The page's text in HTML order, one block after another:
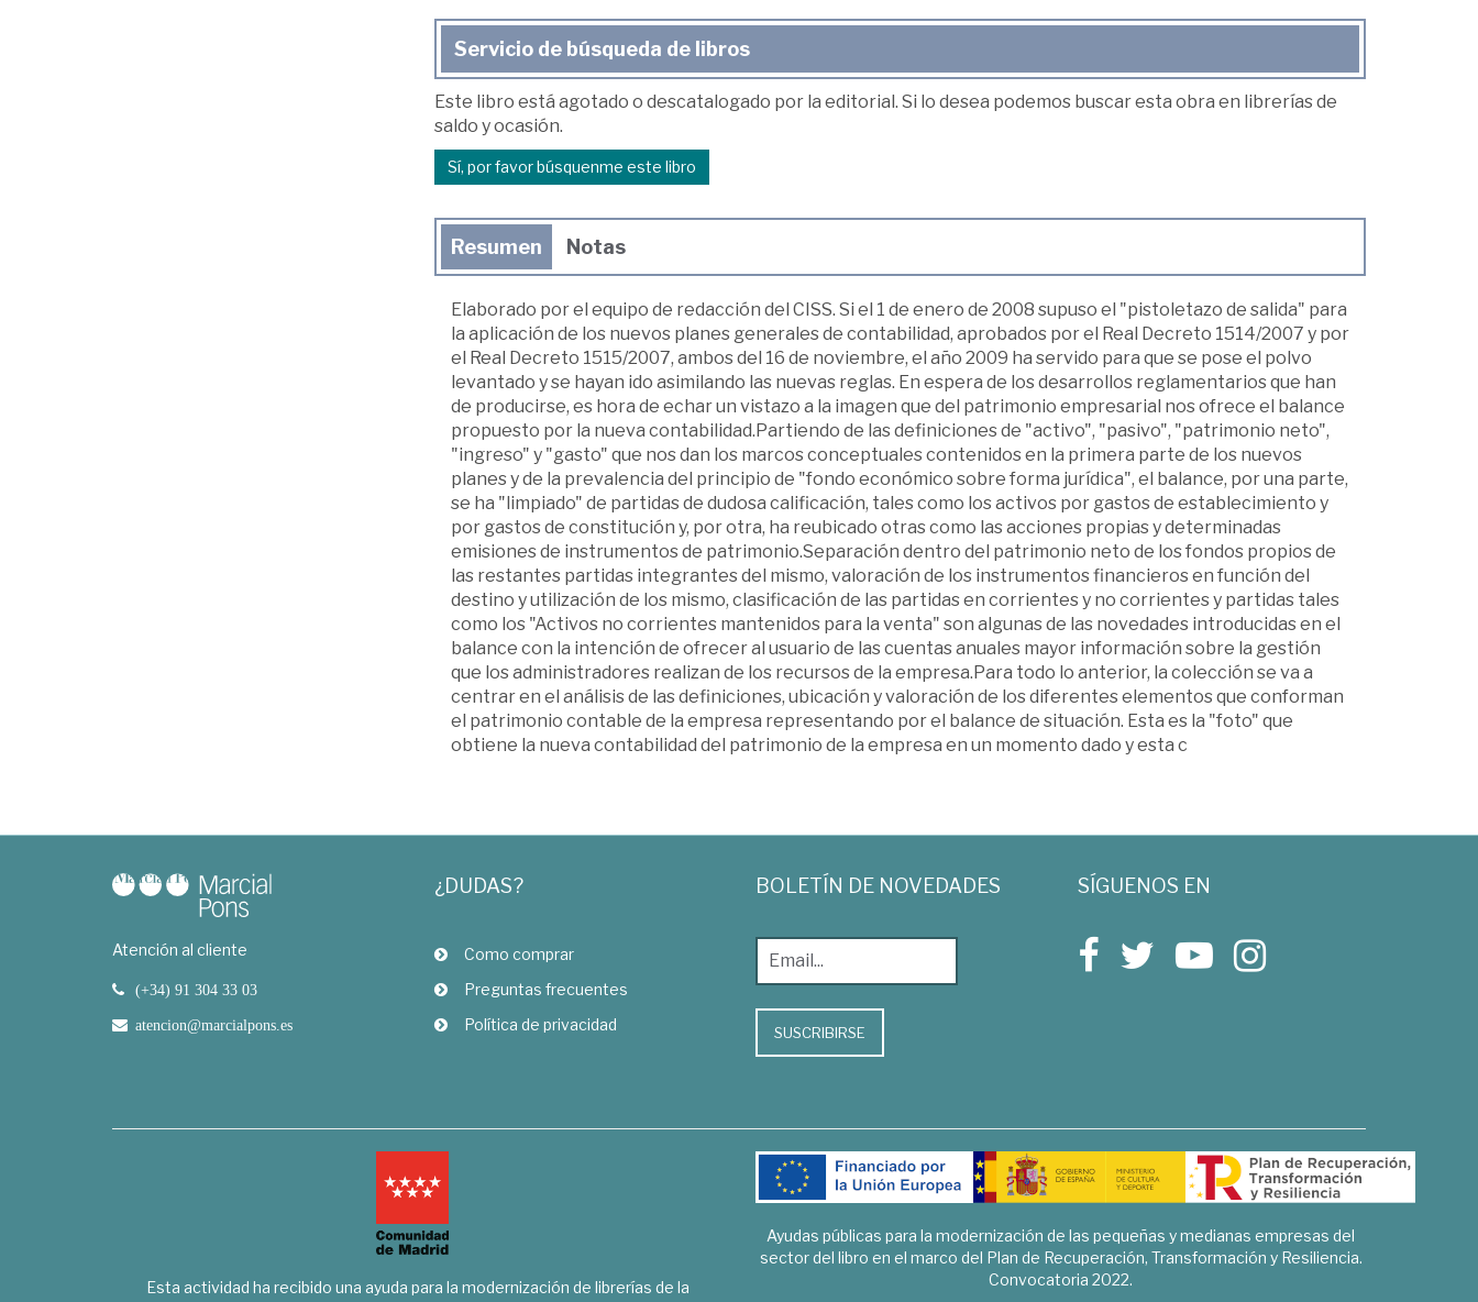
Servicio de búsqueda de libros
Este libro está agotado o descatalogado por la editorial. Si lo desea podemos buscar esta obra en librerías de
saldo y ocasión.
Sí, por favor búsquenme este libro
Resumen Notas
Elaborado por el equipo de redacción del CISS. Si el 1 de enero de 2008 supuso el "pistoletazo de salida" para
la aplicación de los nuevos planes generales de contabilidad, aprobados por el Real Decreto 1514/2007 y por
el Real Decreto 1515/2007, ambos del 16 de noviembre, el año 2009 ha servido para que se pose el polvo
levantado y se hayan ido asimilando las nuevas reglas. En espera de los desarrollos reglamentarios que han
de producirse, es hora de echar un vistazo a la imagen que del patrimonio empresarial nos ofrece el balance
propuesto por la nueva contabilidad.Partiendo de las definiciones de "activo", "pasivo", "patrimonio neto",
"ingreso" y "gasto" que nos dan los marcos conceptuales contenidos en la primera parte de los nuevos
planes y de la prevalencia del principio de "fondo económico sobre forma jurídica", el balance, por una parte,
se ha "limpiado" de partidas de dudosa calificación, tales como los activos por gastos de establecimiento y
por gastos de constitución y, por otra, ha reubicado otras como las acciones propias y determinadas
emisiones de instrumentos de patrimonio.Separación dentro del patrimonio neto de los fondos propios de
las restantes partidas integrantes del mismo, valoración de los instrumentos financieros en función del
destino y utilización de los mismo, clasificación de las partidas en corrientes y no corrientes y partidas tales
como los "Activos no corrientes mantenidos para la venta" son algunas de las novedades introducidas en el
balance con la intención de ofrecer al usuario de las cuentas anuales mayor información sobre la gestión
que los administradores realizan de los recursos de la empresa.Para todo lo anterior, la colección se va a
centrar en el análisis de las definiciones, ubicación y valoración de los diferentes elementos que conforman
el patrimonio contable de la empresa representando por el balance de situación. Esta es la "foto" que
obtiene la nueva contabilidad del patrimonio de la empresa en un momento dado y esta c
Atención al cliente
(+34) 91 304 33 03
atencion@marcialpons.es
¿DUDAS?
Como comprar
Preguntas frecuentes
Política de privacidad
BOLETÍN DE NOVEDADES
SUSCRIBIRSE
SÍGUENOS EN
Esta actividad ha recibido una ayuda para la modernización de librerías de la
Ayudas públicas para la modernización de las pequeñas y medianas empresas del
sector del libro en el marco del Plan de Recuperación, Transformación y Resiliencia.
Convocatoria 2022.